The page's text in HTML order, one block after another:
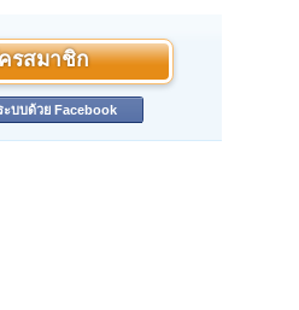
รสมาชิก
ะบบด้วย Facebook